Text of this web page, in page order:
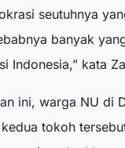
seutuhnya
banyak
Indonesia,” kata
ini, warga NU di
tokoh